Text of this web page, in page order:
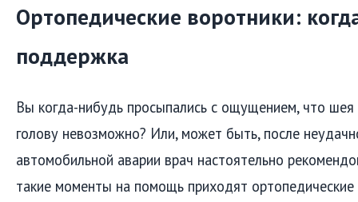
Ортопедические воротники:
поддержка
Вы когда-нибудь просыпались с ощущением, что шея
голову невозможно? Или, может быть, после
автомобильной аварии врач настоятельно
такие моменты на помощь приходят